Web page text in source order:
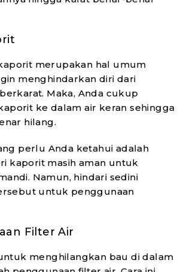
merupakan hal umum
menghindarkan diri dari
Maka, Anda cukup
ke dalam air keran sehingga
hilang.
perlu Anda ketahui adalah
kaporit masih aman untuk
Namun, hindari sedini
untuk penggunaan
Filter Air
menghilangkan bau di dalam